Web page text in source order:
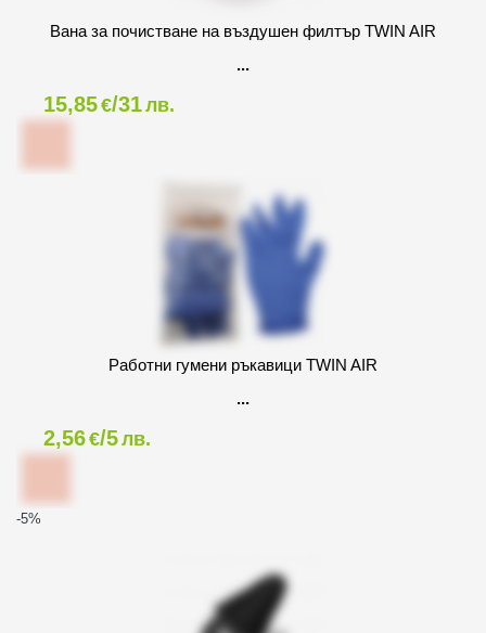
Вана за почистване на въздушен филтър TWIN AIR
15,85€/31лв.
Работни гумени ръкавици TWIN AIR
2,56€/5лв.
-5%